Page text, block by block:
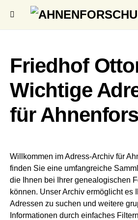
Friedhof
Wichtige
für
Willkommen im Adress-Archiv für
finden Sie eine umfangreiche
die Ihnen bei Ihrer genealogischen
können. Unser Archiv ermöglicht es
Adressen zu suchen und weitere
Informationen durch einfaches